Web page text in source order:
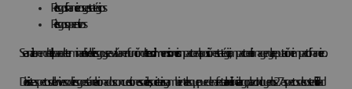
Riesgos financieros y estratégicos
Riesgos operativos
Se analizan en detalle para determinar el nivel de riesgo y se evalúan en función detres dimensiones: impacto en la posición estratégica, impacto en la imagen y la reputación e impacto financiero.
Diecisiete aspectos del universo de riesgo están relacionados con cuestiones sociales, societarias y ambientales que pueden afectar a la resiliencia a largo plazo. Incluyen los 27 aspectos de sostenibilidad